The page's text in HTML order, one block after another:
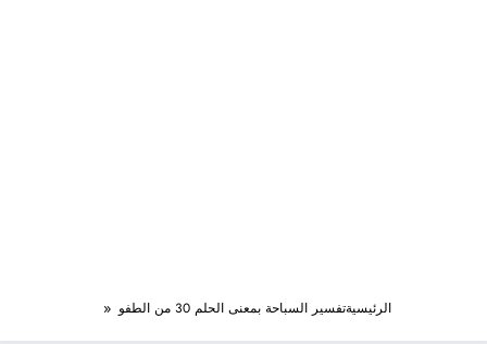
الرئيسيةتفسير السباحة بمعنى الحلم 30 من الطفو